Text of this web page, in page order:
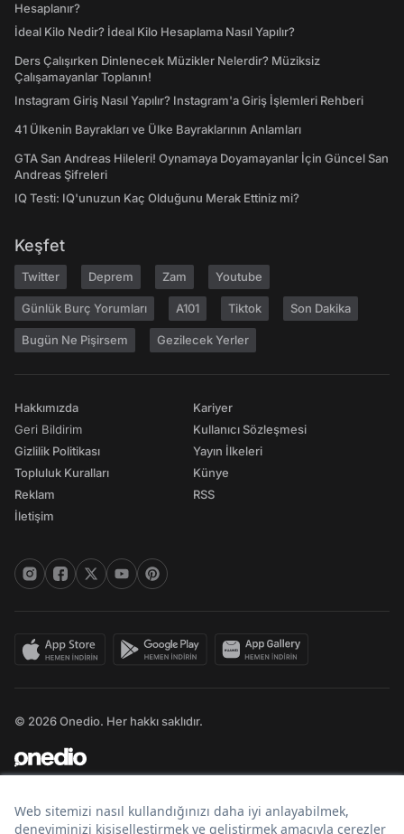
Hesaplanır?
İdeal Kilo Nedir? İdeal Kilo Hesaplama Nasıl Yapılır?
Ders Çalışırken Dinlenecek Müzikler Nelerdir? Müziksiz
Çalışamayanlar Toplanın!
Instagram Giriş Nasıl Yapılır? Instagram'a Giriş İşlemleri Rehberi
41 Ülkenin Bayrakları ve Ülke Bayraklarının Anlamları
GTA San Andreas Hileleri! Oynamaya Doyamayanlar İçin Güncel San
Andreas Şifreleri
IQ Testi: IQ'unuzun Kaç Olduğunu Merak Ettiniz mi?
Keşfet
Twitter Deprem Zam Youtube
Günlük Burç Yorumları A101 Tiktok Son Dakika
Bugün Ne Pişirsem Gezilecek Yerler
Hakkımızda
Geri Bildirim
Gizlilik Politikası
Topluluk Kuralları
Reklam
İletişim
Kariyer
Kullanıcı Sözleşmesi
Yayın İlkeleri
Künye
RSS
© 2026 Onedio. Her hakkı saklıdır.
Bir markasıdır.